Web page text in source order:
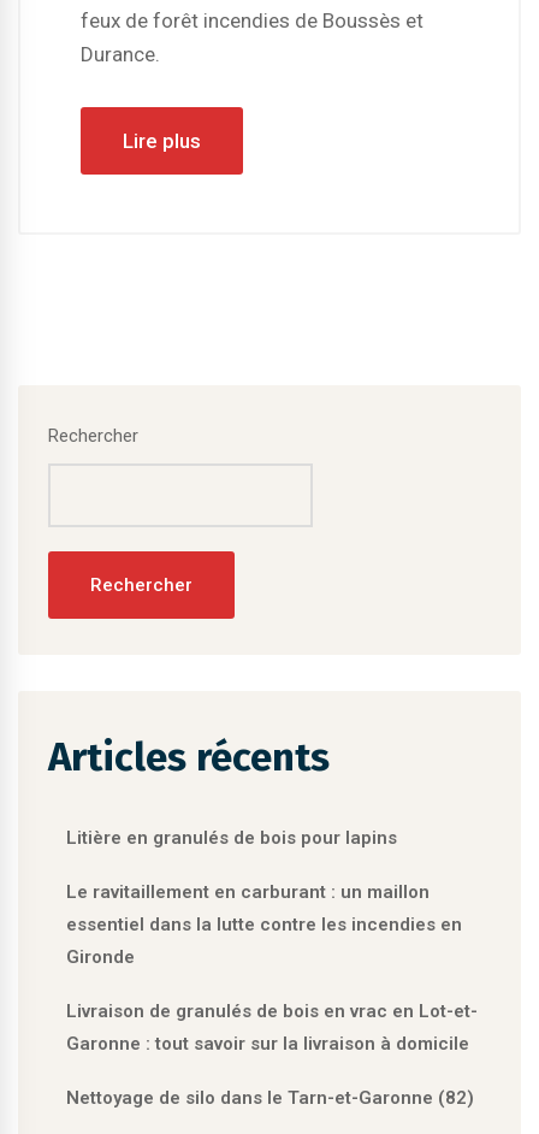
feux de forêt incendies de Boussès et
Durance.
Lire plus
Rechercher
Rechercher
Articles récents
Litière en granulés de bois pour lapins
Le ravitaillement en carburant : un maillon
essentiel dans la lutte contre les incendies en
Gironde
Livraison de granulés de bois en vrac en Lot-et-
Garonne : tout savoir sur la livraison à domicile
Nettoyage de silo dans le Tarn-et-Garonne (82)